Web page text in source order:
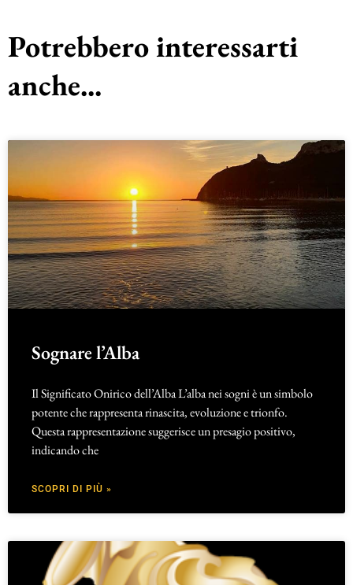
Potrebbero interessarti
anche...
Sognare l’Alba
Il Significato Onirico dell’Alba L’alba nei sogni è un simbolo
potente che rappresenta rinascita, evoluzione e trionfo.
Questa rappresentazione suggerisce un presagio positivo,
indicando che
SCOPRI DI PIÙ »